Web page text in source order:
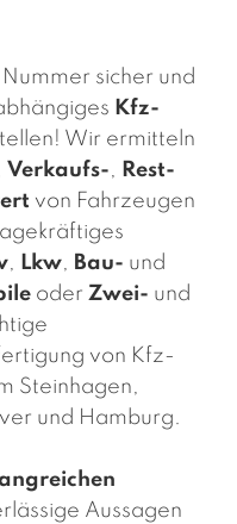
sicher und
Kfz-
Wir ermitteln
Verkaufs-, Rest-
von Fahrzeugen
, Lkw, Bau- und
oder Zwei- und
von Kfz-
Steinhagen,
und Hamburg.
Aussagen